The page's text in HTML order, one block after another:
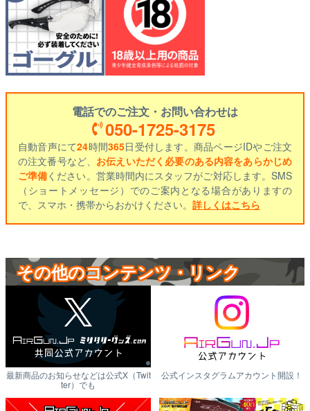
電話でのご注文・お問い合わせは
050-1725-3175
自動音声にて24時間365日受付します。商品ページIDやご注文
の注文番号など、 お伝えいただく必要のある内容をあらかじめ
ご準備ください。営業時間内にスタッフがご対応します。SMS
（ショートメッセージ）でのご案内となる場合がありますの
で、スマホ・携帯からおかけください。 詳しくはこちら
その他のコンテンツ・リンク
最新商品のお知らせなどは公式X（Twit
ter）でも
公式インスタグラムアカウント開設！